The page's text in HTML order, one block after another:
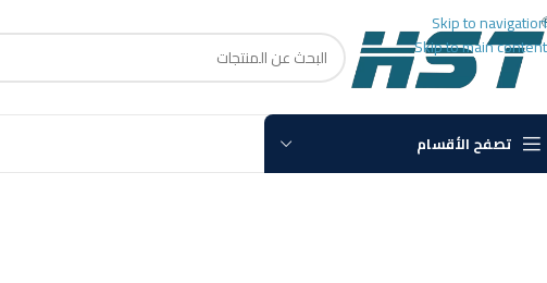
Skip to navigation
Skip to main content
تصفح الأقسام